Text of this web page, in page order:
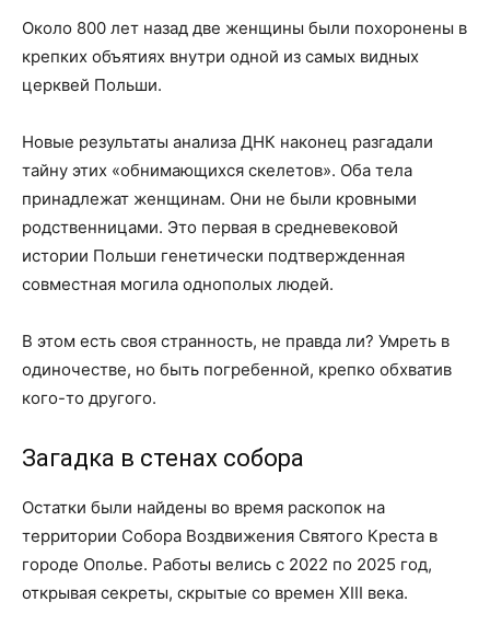
Около 800 лет назад две женщины были похоронены в
крепких объятиях внутри одной из самых видных
церквей Польши.
Новые результаты анализа ДНК наконец разгадали
тайну этих «обнимающихся скелетов». Оба тела
принадлежат женщинам. Они не были кровными
родственницами. Это первая в средневековой
истории Польши генетически подтвержденная
совместная могила однополых людей.
В этом есть своя странность, не правда ли? Умреть в
одиночестве, но быть погребенной, крепко обхватив
кого-то другого.
Загадка в стенах собора
Остатки были найдены во время раскопок на
территории Собора Воздвижения Святого Креста в
городе Ополье. Работы велись с 2022 по 2025 год,
открывая секреты, скрытые со времен XIII века.